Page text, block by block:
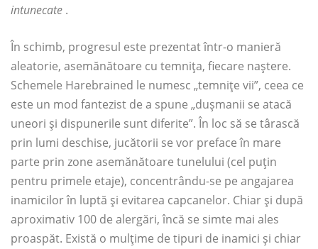
intunecate .
În schimb, progresul este prezentat într-o manieră
aleatorie, asemănătoare cu temnița, fiecare naștere.
Schemele Harebrained le numesc „temnițe vii”, ceea ce
este un mod fantezist de a spune „dușmanii se atacă
uneori și dispunerile sunt diferite”. În loc să se târască
prin lumi deschise, jucătorii se vor preface în mare
parte prin zone asemănătoare tunelului (cel puțin
pentru primele etaje), concentrându-se pe angajarea
inamicilor în luptă și evitarea capcanelor. Chiar și după
aproximativ 100 de alergări, încă se simte mai ales
proaspăt. Există o mulțime de tipuri de inamici și chiar